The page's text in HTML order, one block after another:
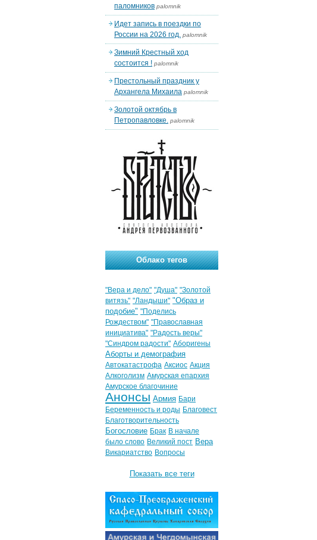
паломников palomnik
Идет запись в поездки по
России на 2026 год. palomnik
Зимний Крестный ход
состоится ! palomnik
Престольный праздник у
Архангела Михаила palomnik
Золотой октябрь в
Петропавловке. palomnik
Облако тегов
"Вера и дело" "Душа" "Золотой
витязь" "Ландыши" "Образ и
подобие" "Поделись
Рождеством" "Православная
инициатива" "Радость веры"
"Синдром радости" Аборигены
Аборты и демография
Автокатастрофа Аксиос Акция
Алкоголизм Амурская епархия
Амурское благочиние
Анонсы Армия Бари
Беременность и роды Благовест
Благотворительность
Богословие Брак В начале
было слово Великий пост Вера
Викариатство Вопросы
Показать все теги